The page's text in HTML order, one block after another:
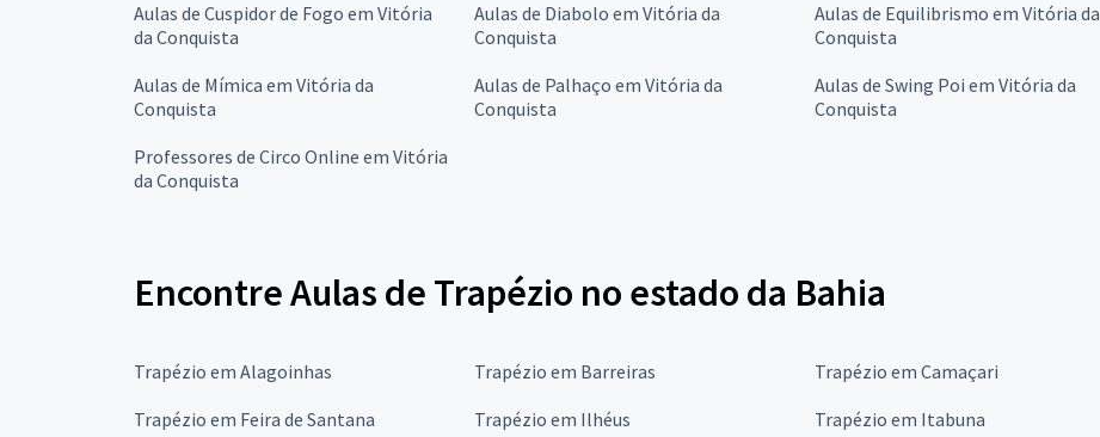
Aulas de Cuspidor de Fogo em Vitória
da Conquista
Aulas de Diabolo em Vitória da
Conquista
Aulas de Equilibrismo em Vitória da
Conquista
Aulas de Mímica em Vitória da
Conquista
Aulas de Palhaço em Vitória da
Conquista
Aulas de Swing Poi em Vitória da
Conquista
Professores de Circo Online em Vitória
da Conquista
Encontre Aulas de Trapézio no estado da Bahia
Trapézio em Alagoinhas Trapézio em Barreiras Trapézio em Camaçari
Trapézio em Feira de Santana
Trapézio em Ilhéus Trapézio em Itabuna